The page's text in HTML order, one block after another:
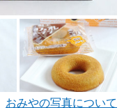
おみやの写真について